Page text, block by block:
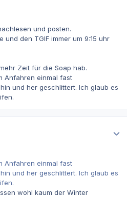
und posten.
den TGIF immer um 9:15 uhr
Zeit für die Soap hab.
Anfahren einmal fast
und her geschlittert. Ich glaub es
Anfahren einmal fast
und her geschlittert. Ich glaub es
wohl kaum der Winter